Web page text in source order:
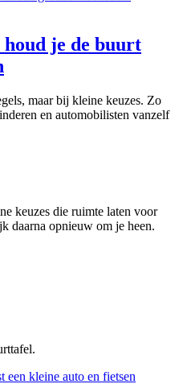
houd je de buurt
maar bij kleine keuzes. Zo
en automobilisten vanzelf
keuzes die ruimte laten voor
daarna opnieuw om je heen.